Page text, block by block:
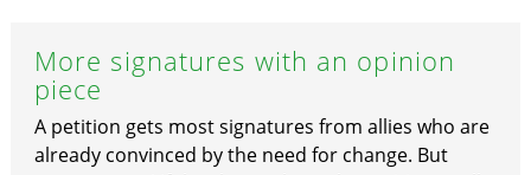
More signatures with an opinion
piece
A petition gets most signatures from allies who are
already convinced by the need for change. But